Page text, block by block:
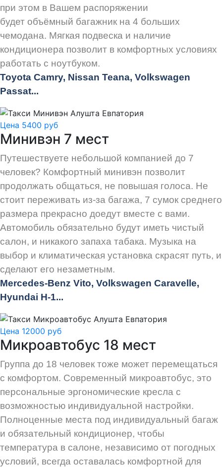
при этом в Вашем распоряжении
будет объёмный багажник на 4 больших
чемодана. Мягкая подвеска и наличие
кондиционера позволит в комфортных условиях
работать с ноутбуком.
Toyota Camry, Nissan Teana, Volkswagen
Passat...
Цена 5400 руб
Минивэн 7 мест
Путешествуете небольшой компанией до 7
человек? Комфортный минивэн позволит
продолжать общаться, не повышая голоса. Не
стоит переживать из-за багажа, 7 сумок среднего
размера прекрасно доедут вместе с вами.
Автомобиль обязательно будут иметь чистый
салон, и никакого запаха табака. Музыка на
выбор и климатическая установка скрасят путь, и
сделают его незаметным.
Mercedes-Benz Vito, Volkswagen Caravelle,
Hyundai H-1...
Цена 12000 руб
Микроавтобус 18 мест
Группа до 18 человек тоже может перемещаться
с комфортом. Современный микроавтобус, это
персональные эргономические кресла с
возможностью индивидуальной настройки.
Полноценные места под индивидуальный багаж
и обязательный кондиционер, чтобы
температура в салоне, независимо от погодных
условий, всегда оставалась комфортной для